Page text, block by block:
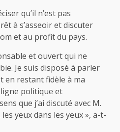
qu’il n’est pas
à s’asseoir et discuter
et au profit du pays.
et ouvert qui ne
Je suis disposé à parler
en restant fidèle à ma
politique et
que j’ai discuté avec M.
yeux dans les yeux », a-t-